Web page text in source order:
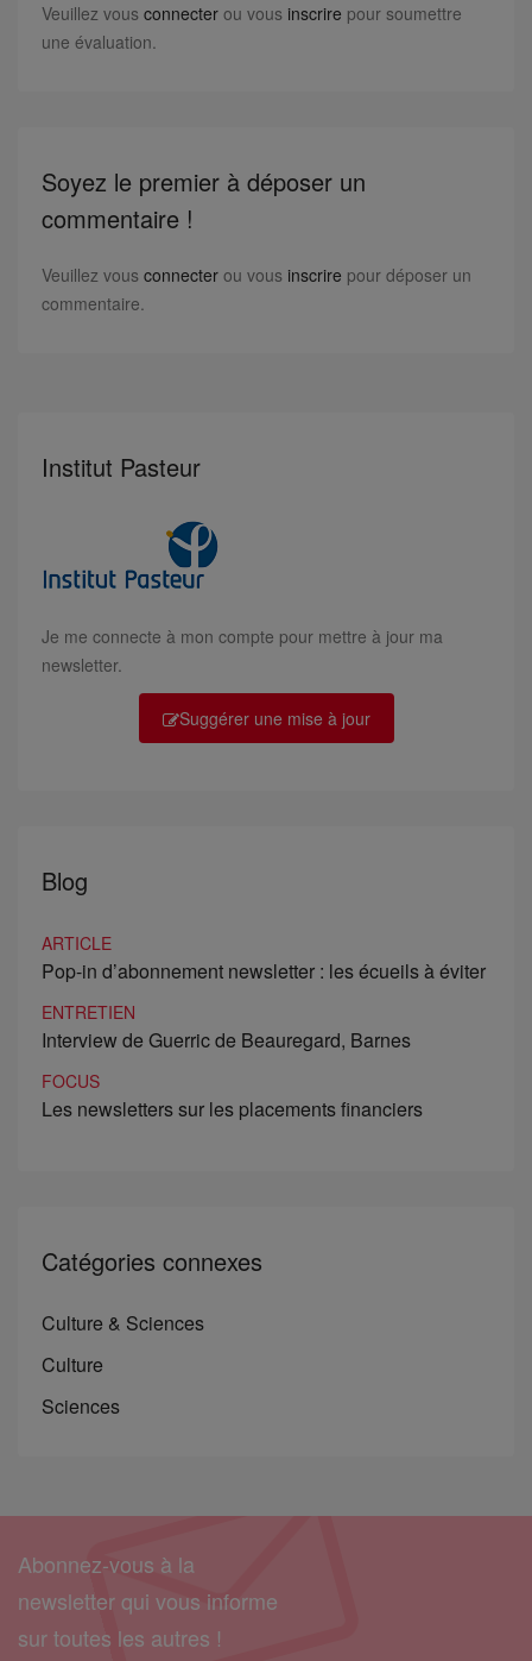
Veuillez vous connecter ou vous inscrire pour soumettre
une évaluation.
Soyez le premier à déposer un
commentaire !
Veuillez vous connecter ou vous inscrire pour déposer un
commentaire.
Institut Pasteur
Je me connecte à mon compte pour mettre à jour ma
newsletter.
Suggérer une mise à jour
Blog
ARTICLE
Pop-in d’abonnement newsletter : les écueils à éviter
ENTRETIEN
Interview de Guerric de Beauregard, Barnes
FOCUS
Les newsletters sur les placements financiers
Catégories connexes
Culture & Sciences
Culture
Sciences
Abonnez-vous à la
newsletter qui vous informe
sur toutes les autres !